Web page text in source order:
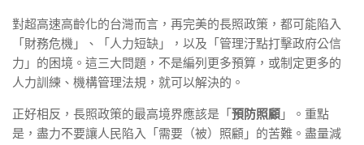
對超高速高齡化的台灣而言，再完美的長照政策，都可能陷入
「財務危機」、「人力短缺」，以及「管理汙點打擊政府公信
力」的困境。這三大問題，不是編列更多預算，或制定更多的
人力訓練、機構管理法規，就可以解決的。
正好相反，長照政策的最高境界應該是「 預防照顧 」。重點
是，盡力不要讓人民陷入「需要（被）照顧」的苦難。盡量減